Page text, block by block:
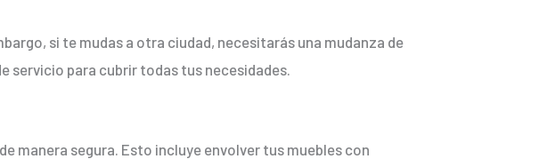
si te mudas a otra ciudad, necesitarás una mudanza de
servicio para cubrir todas tus necesidades.
manera segura. Esto incluye envolver tus muebles con